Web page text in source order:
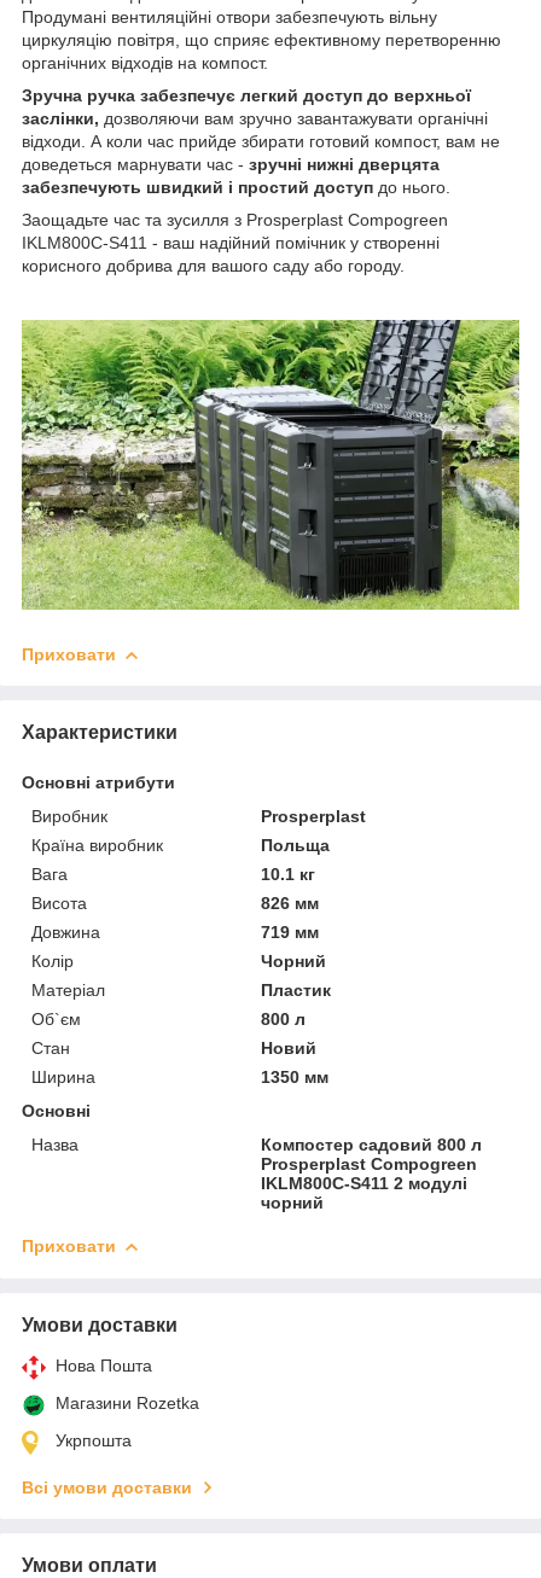
Продумані вентиляційні отвори забезпечують вільну
циркуляцію повітря, що сприяє ефективному перетворенню
органічних відходів на компост.
Зручна ручка забезпечує легкий доступ до верхньої
заслінки, дозволяючи вам зручно завантажувати органічні
відходи. А коли час прийде збирати готовий компост, вам не
доведеться марнувати час - зручні нижні дверцята
забезпечують швидкий і простий доступ до нього.
Заощадьте час та зусилля з Prosperplast Compogreen
IKLM800C-S411 - ваш надійний помічник у створенні
корисного добрива для вашого саду або городу.
Приховати
Характеристики
Основні атрибути
Виробник
Prosperplast
Країна виробник
Польща
Вага
10.1 кг
Висота
826 мм
Довжина
719 мм
Колір
Чорний
Матеріал
Пластик
Об`єм
800 л
Стан
Новий
Ширина
1350 мм
Основні
Назва
Компостер садовий 800 л
Prosperplast Compogreen
IKLM800C-S411 2 модулі
чорний
Приховати
Умови доставки
Нова Пошта
Магазини Rozetka
Укрпошта
Всі умови доставки
Умови оплати